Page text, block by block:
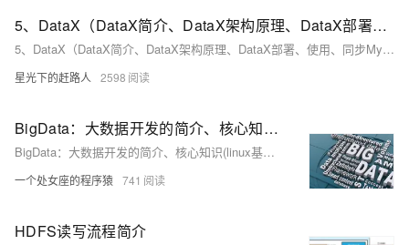
5、DataX（DataX简介、DataX架构原理、DataX部署、使用、同步MySQL数据到HDFS、同步HDFS数据到MySQL）（二）
5、DataX（DataX简介、DataX架构原理、DataX部署、使用、同步MySQL数据到HDFS、同步HDFS数据到MySQL）（二）
星光下的赶路人 2598
BigData：大数据开发的简介、核心知识(linux基础+Java/Python编程语言+Hadoop{HDFS、HBase、Hive}+Docker)、经典场景应用之详细攻略
BigData：大数据开发的简介、核心知识(linux基础+Java/Python编程语言+Hadoop{HDFS、HBase、Hive}+Docker)、经典场景应用之详细攻略
一个处女座的程序猿 741
HDFS读写流程简介